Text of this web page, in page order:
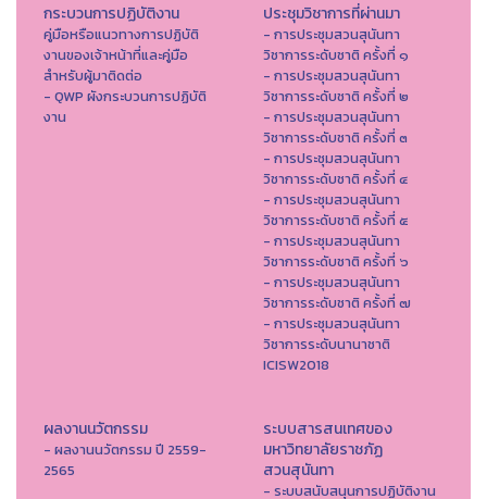
กระบวนการปฏิบัติงาน
คู่มือหรือแนวทางการปฏิบัติ
งานของเจ้าหน้าที่และคู่มือ
สำหรับผู้มาติดต่อ
- QWP ผังกระบวนการปฏิบัติ
งาน
ประชุมวิชาการที่ผ่านมา
- การประชุมสวนสุนันทา
วิชาการระดับชาติ ครั้งที่ ๑
- การประชุมสวนสุนันทา
วิชาการระดับชาติ ครั้งที่ ๒
- การประชุมสวนสุนันทา
วิชาการระดับชาติ ครั้งที่ ๓
- การประชุมสวนสุนันทา
วิชาการระดับชาติ ครั้งที่ ๔
- การประชุมสวนสุนันทา
วิชาการระดับชาติ ครั้งที่ ๕
- การประชุมสวนสุนันทา
วิชาการระดับชาติ ครั้งที่ ๖
- การประชุมสวนสุนันทา
วิชาการระดับชาติ ครั้งที่ ๗
- การประชุมสวนสุนันทา
วิชาการระดับนานาชาติ
ICISW2018
ผลงานนวัตกรรม
- ผลงานนวัตกรรม ปี 2559-
2565
ระบบสารสนเทศของ
มหาวิทยาลัยราชภัฏ
สวนสุนันทา
- ระบบสนับสนุนการปฏิบัติงาน